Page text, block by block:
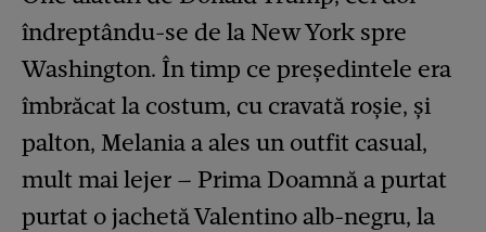
îndreptându-se de la New York spre
Washington. În timp ce președintele era
îmbrăcat la costum, cu cravată roșie, și
palton, Melania a ales un outfit casual,
mult mai lejer – Prima Doamnă a purtat
purtat o jachetă Valentino alb-negru, la